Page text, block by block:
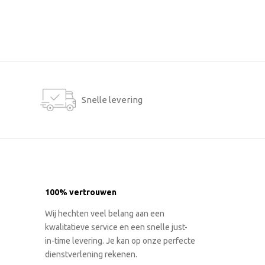
Snelle levering
100% vertrouwen
Wij hechten veel belang aan een
kwalitatieve service en een snelle just-
in-time levering. Je kan op onze perfecte
dienstverlening rekenen.